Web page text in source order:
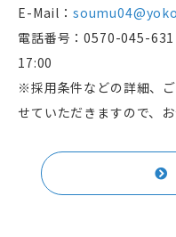
E-Mail ：
電話番号：0570-045-631
17:00
※採用条件などの詳細、
せていただきますので、